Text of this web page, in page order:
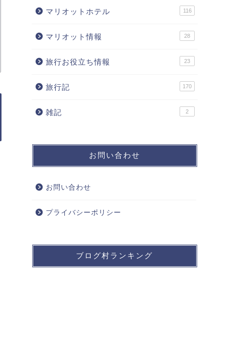
マリオットホテル 116
マリオット情報 28
旅行お役立ち情報 23
旅行記 170
雑記 2
お問い合わせ
お問い合わせ
プライバシーポリシー
ブログ村ランキング